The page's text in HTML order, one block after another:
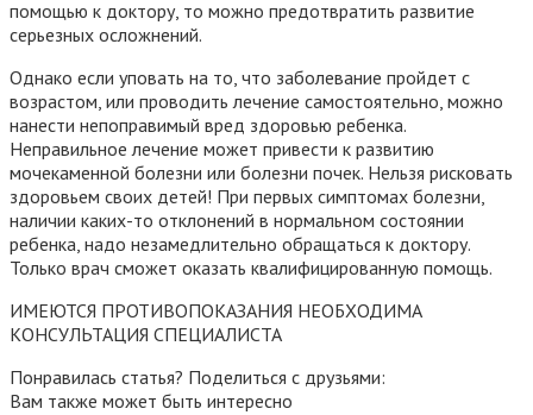
помощью к доктору, то можно предотвратить развитие
серьезных осложнений.
Однако если уповать на то, что заболевание пройдет с
возрастом, или проводить лечение самостоятельно, можно
нанести непоправимый вред здоровью ребенка.
Неправильное лечение может привести к развитию
мочекаменной болезни или болезни почек. Нельзя рисковать
здоровьем своих детей! При первых симптомах болезни,
наличии каких-то отклонений в нормальном состоянии
ребенка, надо незамедлительно обращаться к доктору.
Только врач сможет оказать квалифицированную помощь.
ИМЕЮТСЯ ПРОТИВОПОКАЗАНИЯ НЕОБХОДИМА
КОНСУЛЬТАЦИЯ СПЕЦИАЛИСТА
Понравилась статья? Поделиться с друзьями:
Вам также может быть интересно